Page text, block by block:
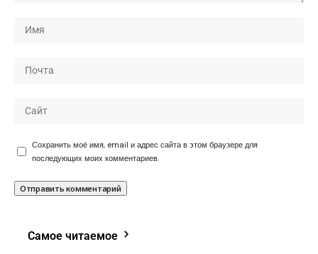
Сохранить моё имя, email и адрес сайта в этом браузере для
последующих моих комментариев.
Самое читаемое